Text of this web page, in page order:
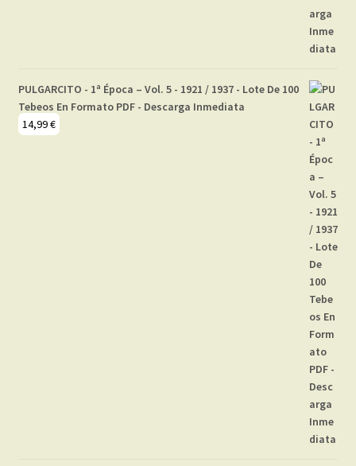
PULGARCITO - 1ª Época – Vol. 5 - 1921 / 1937 - Lote De 100
Tebeos En Formato PDF - Descarga Inmediata
14,99€